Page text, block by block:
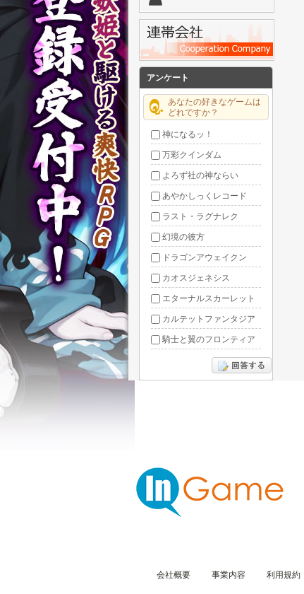
アンケート
あなたの好きなゲームは
どれですか？
神になるッ！
万彩クインダム
よろず社の神ならい
あやかしっくレコード
ラスト・ラグナレク
幻境の彼方
ドラゴンアウェイクン
カオスジェネシス
エターナルスカーレット
カルテットファンタジア
騎士と翼のフロンティア
ドラグーン・ナイツ
ぶっ飛び三国
会社概要 事業内容 利用規約